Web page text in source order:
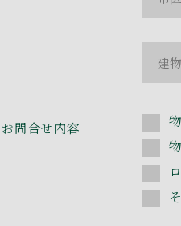
お問合せ内容